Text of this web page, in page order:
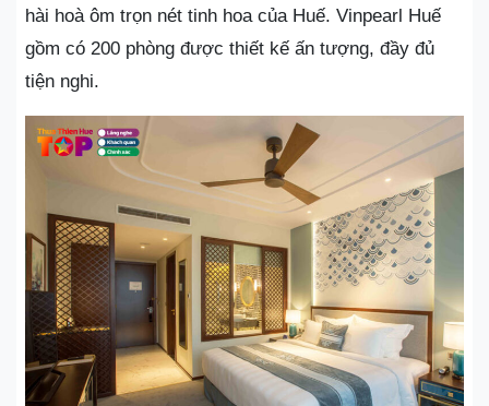
hài hoà ôm trọn nét tinh hoa của Huế. Vinpearl Huế
gồm có 200 phòng được thiết kế ấn tượng, đầy đủ
tiện nghi.